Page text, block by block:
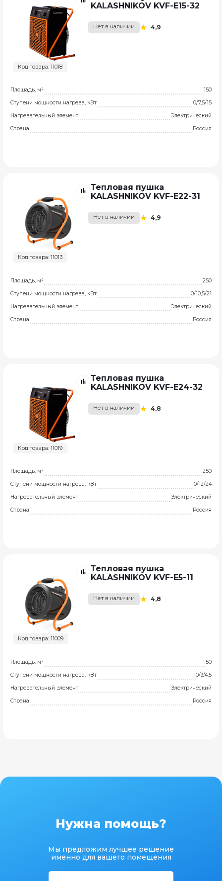
Код товара: 11018
KALASHNIKOV KVF-E15-32
Нет в наличии 4,9
Площадь, м²
150
Ступени мощности нагрева, кВт
0/7,5/15
Нагревательный элемент
Электрический
Страна
Россия
Код товара: 11013
Тепловая пушка
KALASHNIKOV KVF-E22-31
Нет в наличии 4,9
Площадь, м²
250
Ступени мощности нагрева, кВт
0/10,5/21
Нагревательный элемент
Электрический
Страна
Россия
Код товара: 11019
Тепловая пушка
KALASHNIKOV KVF-E24-32
Нет в наличии 4,8
Площадь, м²
250
Ступени мощности нагрева, кВт
0/12/24
Нагревательный элемент
Электрический
Страна
Россия
Код товара: 11009
Тепловая пушка
KALASHNIKOV KVF-E5-11
Нет в наличии 4,8
Площадь, м²
50
Ступени мощности нагрева, кВт
0/3/4,5
Нагревательный элемент
Электрический
Страна
Россия
Нужна помощь?
Мы предложим лучшее решение
именно для вашего помещения